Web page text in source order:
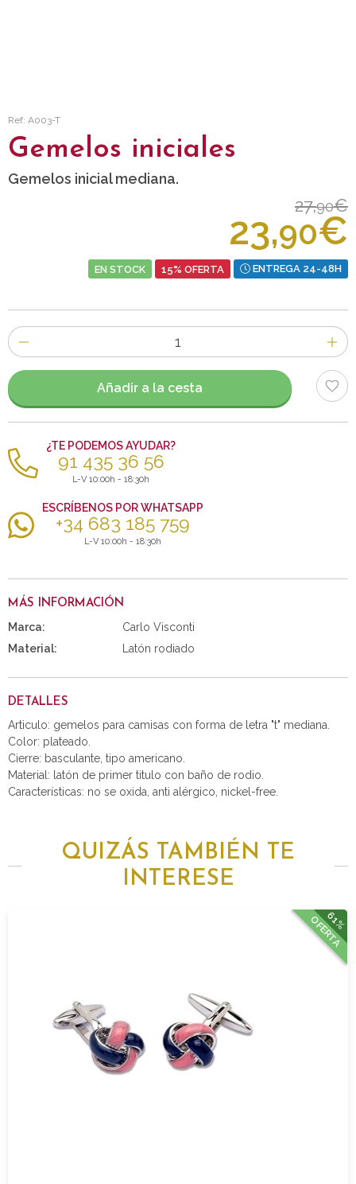
Ref: A003-T
Gemelos iniciales
Gemelos inicial mediana.
27,90€
23,90€
EN STOCK 15% OFERTA ENTREGA 24-48H
Número
de
artículos
Añadir a la cesta
¿TE PODEMOS AYUDAR?
91 435 36 56
L-V 10:00h - 18:30h
ESCRÍBENOS POR WHATSAPP
+34 683 185 759
L-V 10:00h - 18:30h
MÁS INFORMACIÓN
Marca:
Carlo Visconti
Material:
Latón rodiado
DETALLES
Articulo: gemelos para camisas con forma de letra "t" mediana.
Color: plateado.
Cierre: basculante, tipo americano.
Material: latón de primer titulo con baño de rodio.
Características: no se oxida, anti alérgico, nickel-free.
QUIZÁS TAMBIÉN TE
INTERESE
61%
OFERTA